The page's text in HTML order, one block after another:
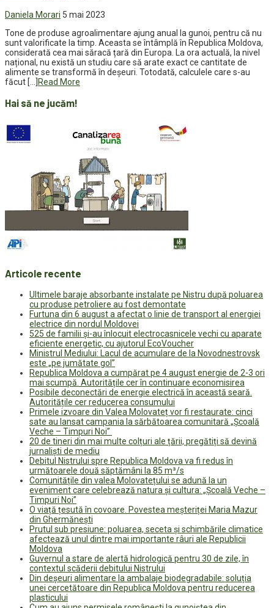
Daniela Morari 5 mai 2023
Tone de produse agroalimentare ajung anual la gunoi, pentru că nu
sunt valorificate la timp. Aceasta se întâmplă în Republica Moldova,
considerată cea mai săracă țară din Europa. La ora actuală, la nivel
național, nu există un studiu care să arate exact ce cantitate de
alimente se transformă în deșeuri. Totodată, calculele care s-au
făcut […] Read More
Hai să ne jucăm!
Articole recente
Ultimele baraje absorbante instalate pe Nistru după poluarea
cu produse petroliere au fost demontate
Furtuna din 6 august a afectat o linie de transport al energiei
electrice din nordul Moldovei
525 de familii și-au înlocuit electrocasnicele vechi cu aparate
eficiente energetic, cu ajutorul EcoVoucher
Ministrul Mediului: Lacul de acumulare de la Novodnestrovsk
este „pe jumătate gol”
Republica Moldova a cumpărat pe 4 august energie de 2-3 ori
mai scumpă. Autoritățile cer în continuare economisirea
Posibile deconectări de energie electrică în această seară.
Autoritățile cer reducerea consumului
Primele izvoare din Valea Molovateț vor fi restaurate: cinci
sate au lansat campania la sărbătoarea comunitară „Școală
Veche – Timpuri Noi”
20 de tineri din mai multe colțuri ale țării, pregătiți să devină
jurnaliști de mediu
Debitul Nistrului spre Republica Moldova va fi redus în
următoarele două săptămâni la 85 m³/s
Comunitățile din valea Molovatețului se adună la un
eveniment care celebrează natura și cultura: „Școală Veche –
Timpuri Noi”
O viață țesută în covoare. Povestea meșteriței Maria Mazur
din Ghermănești
Prutul sub presiune: poluarea, seceta și schimbările climatice
afectează unul dintre mai importante râuri ale Republicii
Moldova
Guvernul a stare de alertă hidrologică pentru 30 de zile, în
contextul scăderii debitului Nistrului
Din deșeuri alimentare la ambalaje biodegradabile: soluția
unei cercetătoare din Republica Moldova pentru reducerea
plasticului